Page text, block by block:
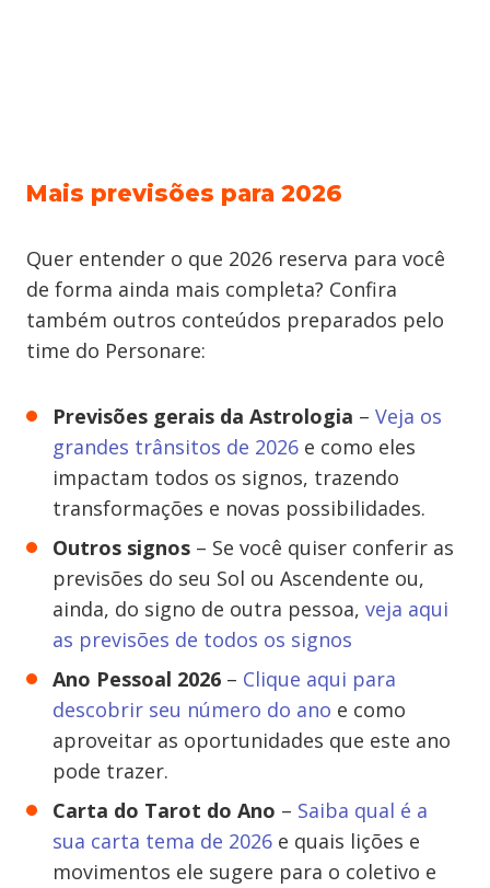
Mais previsões para 2026
Quer entender o que 2026 reserva para você
de forma ainda mais completa? Confira
também outros conteúdos preparados pelo
time do Personare:
Previsões gerais da Astrologia – Veja os
grandes trânsitos de 2026 e como eles
impactam todos os signos, trazendo
transformações e novas possibilidades.
Outros signos – Se você quiser conferir as
previsões do seu Sol ou Ascendente ou,
ainda, do signo de outra pessoa, veja aqui
as previsões de todos os signos
Ano Pessoal 2026 – Clique aqui para
descobrir seu número do ano e como
aproveitar as oportunidades que este ano
pode trazer.
Carta do Tarot do Ano – Saiba qual é a
sua carta tema de 2026 e quais lições e
movimentos ele sugere para o coletivo e